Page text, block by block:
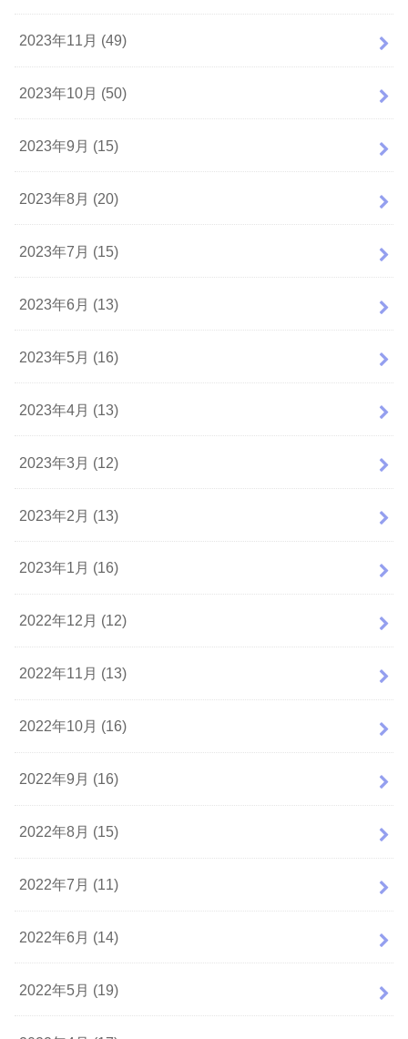
2023年11月 (49)
2023年10月 (50)
2023年9月 (15)
2023年8月 (20)
2023年7月 (15)
2023年6月 (13)
2023年5月 (16)
2023年4月 (13)
2023年3月 (12)
2023年2月 (13)
2023年1月 (16)
2022年12月 (12)
2022年11月 (13)
2022年10月 (16)
2022年9月 (16)
2022年8月 (15)
2022年7月 (11)
2022年6月 (14)
2022年5月 (19)